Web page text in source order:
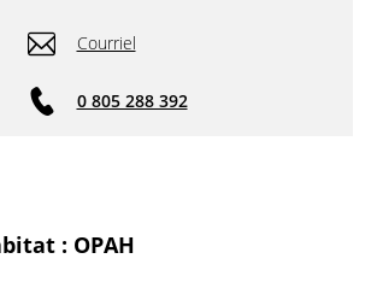
Courriel
0 805 288 392
: OPAH